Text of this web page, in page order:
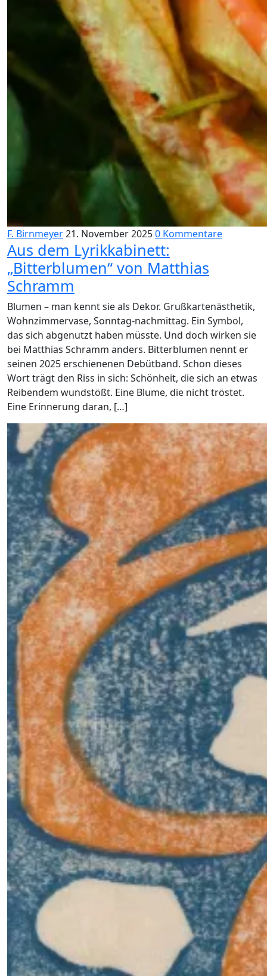
F. Birnmeyer21. November 20250 Kommentare
Aus dem Lyrikkabinett:
„Bitterblumen“ von Matthias
Schramm
Blumen – man kennt sie als Dekor. Grußkartenästhetik,
Wohnzimmervase, Sonntag-nachmittag. Ein Symbol,
das sich abgenutzt haben müsste. Und doch wirken sie
bei Matthias Schramm anders. Bitterblumen nennt er
seinen 2025 erschienenen Debütband. Schon dieses
Wort trägt den Riss in sich: Schönheit, die sich an etwas
Reibendem wundstößt. Eine Blume, die nicht tröstet.
Eine Erinnerung daran, […]